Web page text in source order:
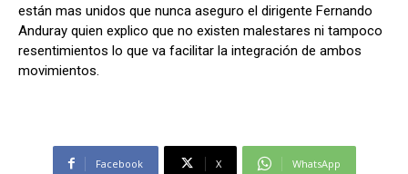
Síganos
Síganos
están mas unidos que nunca aseguro el dirigente Fernando
Anduray quien explico que no existen malestares ni tampoco
resentimientos lo que va facilitar la integración de ambos
movimientos.
Facebook X WhatsApp